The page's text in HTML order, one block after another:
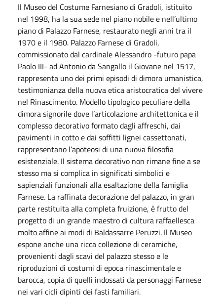
Il Museo del Costume Farnesiano di Gradoli, istituito
nel 1998, ha la sua sede nel piano nobile e nell’ultimo
piano di Palazzo Farnese, restaurato negli anni tra il
1970 e il 1980. Palazzo Farnese di Gradoli,
commissionato dal cardinale Alessandro -futuro papa
Paolo III- ad Antonio da Sangallo il Giovane nel 1517,
rappresenta uno dei primi episodi di dimora umanistica,
testimonianza della nuova etica aristocratica del vivere
nel Rinascimento. Modello tipologico peculiare della
dimora signorile dove l’articolazione architettonica e il
complesso decorativo formato dagli affreschi, dai
pavimenti in cotto e dai soffitti lignei cassettonati,
rappresentano l’apoteosi di una nuova filosofia
esistenziale. Il sistema decorativo non rimane fine a se
stesso ma si complica in significati simbolici e
sapienziali funzionali alla esaltazione della famiglia
Farnese. La raffinata decorazione del palazzo, in gran
parte restituita alla completa fruizione, è frutto del
progetto di un grande maestro di cultura raffaellesca
molto affine ai modi di Baldassarre Peruzzi. Il Museo
espone anche una ricca collezione di ceramiche,
provenienti dagli scavi del palazzo stesso e le
riproduzioni di costumi di epoca rinascimentale e
barocca, copia di quelli indossati da personaggi Farnese
nei vari cicli dipinti dei fasti familiari.